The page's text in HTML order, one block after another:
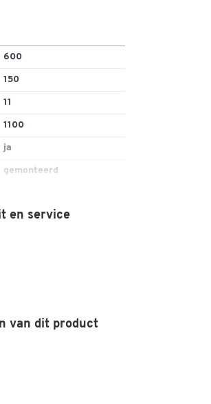
x d 340 mm
230/65 mm
600
150
11
1100
ja
gemonteerd
450
65
en service
van dit product